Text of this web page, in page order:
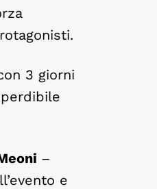
3 giorni
–
e